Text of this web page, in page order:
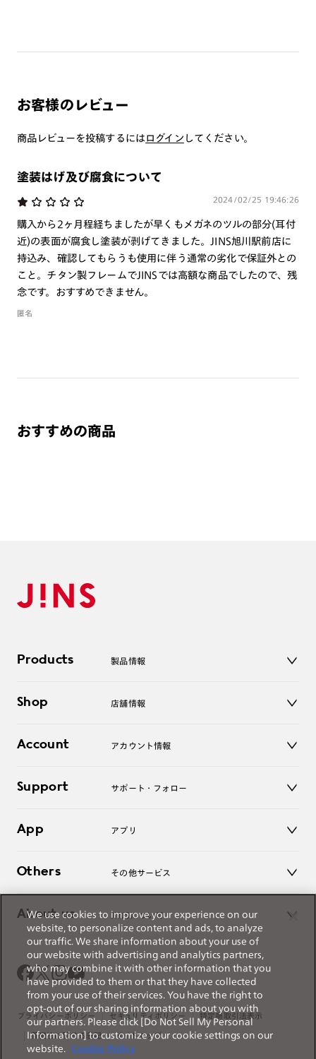
ガネを作成できますか？
み）をご注文の場合、レンズ交換券を選択後に店舗にて度
商品とレンズ交換券が届きましたらお近くのJINS店舗へご
作成日数をいただきます。
ご注文の手順は以下をご参照ください。
1. カート画面内「レンズ選択へ」ボタンより「度つきレン
ズまたは店舗でレンズ作成」を選択
2. 遠近レンズより「遠近両用」を選択のうえ、購入手続き
画面へ
をご参照ください。
お客様のレビュー
商品レビューを投稿するにはログイン してください。
塗装はげ及び腐食について
2024/02/25 19:46:26
購入から2ヶ月程経ちましたが早くもメガネのツルの部分(耳付
近)の表面が腐食し塗装が剥げてきました。JINS旭川駅前店に
持込み、確認してもらうも使用に伴う通常の劣化で保証外との
こと。チタン製フレームでJINSでは高額な商品でしたので、残
念です。おすすめできません。
匿名
おすすめの商品
Products 製品情報
サングラス
コンタクトレンズ
アクセサリー
Shop 店舗情報
オンラインショップ
Account アカウント情報
ログアウト
Support サポート・フォロー
よくあるご質問
お問い合わせ
App アプリ
Others その他サービス
レンズ交換
オンラインギフト
価格案内
About us JINSについて
Magnify Life
会社概要
採用情報
法人のお客様
出店について
プライバシーポリシー セキュリティポリシー 特定商取引法表示
薬機法に関する表記 サイトマップ
We use cookies to improve your experience on our
website, to personalize content and ads, to analyze
our traffic. We share information about your use of
our website with advertising and analytics partners,
who may combine it with other information that you
have provided to them or that they have collected
from your use of their services. You have the right to
opt-out of our sharing information about you with
our partners. Please click [Do Not Sell My Personal
Information] to customize your cookie settings on our
website.
Cookie Policy